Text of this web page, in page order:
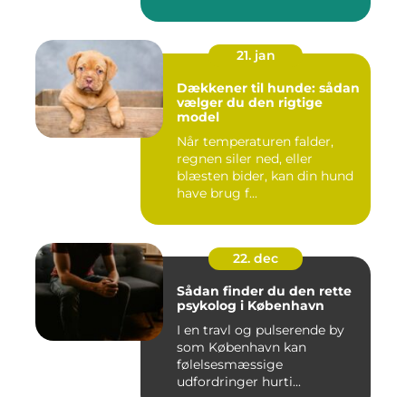
21. jan
Dækkener til hunde: sådan
vælger du den rigtige
model
Når temperaturen falder,
regnen siler ned, eller
blæsten bider, kan din hund
have brug f...
22. dec
Sådan finder du den rette
psykolog i København
I en travl og pulserende by
som København kan
følelsesmæssige
udfordringer hurti...